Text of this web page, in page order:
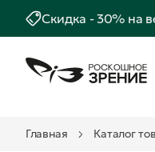
Скидка - 30% на
Главная Каталог